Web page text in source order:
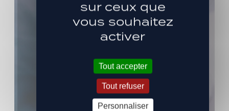
sur ceux que
vous souhaitez
activer
Tout accepter
Tout refuser
Personnaliser